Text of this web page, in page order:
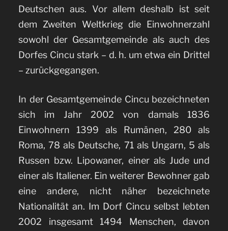
Deutschen aus. Vor allem deshalb ist seit
dem Zweiten Weltkrieg die Einwohnerzahl
sowohl der Gesamtgemeinde als auch des
Dorfes Cincu stark – d. h. um etwa ein Drittel
– zurückgegangen.
In der Gesamtgemeinde Cincu bezeichneten
sich im Jahr 2002 von damals 1836
Einwohnern 1399 als Rumänen, 280 als
Roma, 78 als Deutsche, 71 als Ungarn, 5 als
Russen bzw. Lipowaner, einer als Jude und
einer als Italiener. Ein weiterer Bewohner gab
eine andere, nicht näher bezeichnete
Nationalität an. Im Dorf Cincu selbst lebten
2002 insgesamt 1494 Menschen, davon